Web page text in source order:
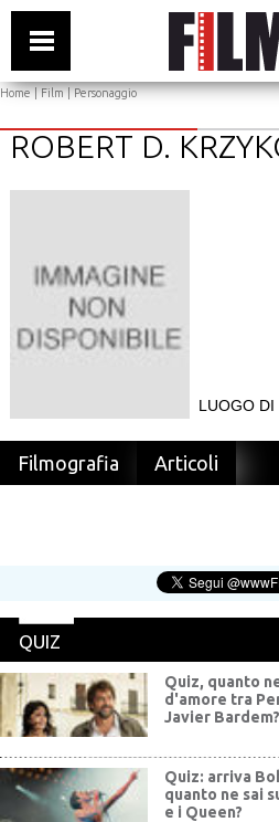
Home|Film| Personaggio
ROBERT D.
LUOGO DI
Filmografia Articoli
QUIZ
Quiz, quanto
d'amore tra
Javier Bardem?
Quiz: arriva
quanto ne sai
e i Queen?